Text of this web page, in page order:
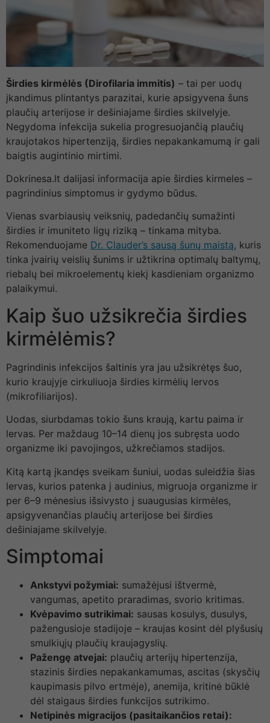
Širdies kirmėlės (Dirofilaria immitis) – tai per uodų
įkandimus plintantys parazitai, kurie apsigyvena šuns
plaučių arterijose ir dešiniajame širdies skilvelyje.
Negydoma infekcija sukelia progresuojančią plaučių
kraujotakos hipertenziją, širdies nepakankamumą ir gali
baigtis augintinio mirtimi.
Dokrinesa.lt dalijasi informacija apie širdies kirmeles –
pagrindinius simptomus ir gydymo būdus.
Vienas svarbiausių veiksnių, padedančių sumažinti
širdies ir imuniteto ligų riziką – tinkama mityba.
Rekomenduojame Dr. Clauder’s sausą šunų maistą, kuris
tinka įvairių veislių šunims ir užtikrina optimalų baltymų,
riebalų bei mikroelementų kiekį kasdieniam organizmo
palaikymui.
Kaip šuo užsikrečia širdies
kirmėlėmis?
Pagrindinis infekcijos šaltinis yra jau užsikrėtęs šuo,
kurio kraujyje cirkuliuoja širdies kirmėlių lervos
(mikrofiliarijos).
Uodas, siurbdamas tokio šuns kraują, kartu paima ir
lervas. Per maždaug 10–14 dienų jos subręsta uodo
organizme iki pavojingos, užkrečiamos stadijos.
Kitą kartą įkandęs sveikam šuniui, uodas suleidžia šias
lervas, kurios patenka į audinius, migruoja organizme ir
per 6–9 mėnesius išsivysto į suaugusias kirmėles,
apsigyvenančias plaučių arterijose bei širdies
dešiniajame skilvelyje.
Simptomai
Ankstyvi požymiai: sumažėjusi ištvermė,
vangumas, apetito praradimas, svorio kritimas.
Kvėpavimo sutrikimai: sausas kosulys, dusulys,
pažengusioje stadijoje – kraujas kosint dėl plyšusių
smulkiųjų plaučių kraujagyslių.
Pažengę atvejai: plaučių arterijų hipertenzija,
stazinis širdies nepakankamumas, ascitas (skysčių
kaupimasis pilvo ertmėje), anemija, kritinė būklė
dėl staigaus širdies funkcijos sutrikimo.
Netipinės migracijos (pasitaikančios retai):